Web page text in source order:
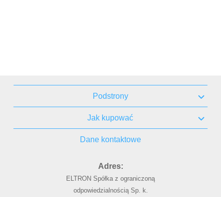
Podstrony
Jak kupować
Dane kontaktowe
Adres:
ELTRON Spółka z ograniczoną
odpowiedzialnością Sp. k.